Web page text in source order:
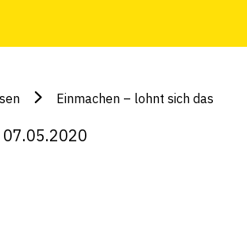
Einmachen – lohnt sich das